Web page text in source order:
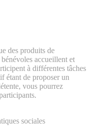
des produits de
accueillent et
à différentes tâches
étant de proposer un
vous pourrez
sociales